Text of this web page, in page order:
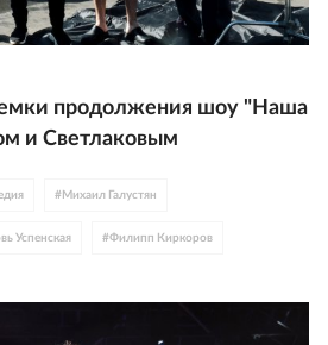
продолжения шоу "Наша
и Светлаковым
# Михаил Галустян
Успенская #Филипп Киркоров
телевидение